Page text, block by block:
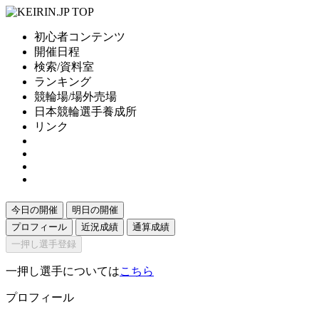
初心者コンテンツ
開催日程
検索/資料室
ランキング
競輪場/場外売場
日本競輪選手養成所
リンク
今日の開催
明日の開催
プロフィール
近況成績
通算成績
一押し選手登録
一押し選手についてはこちら
プロフィール